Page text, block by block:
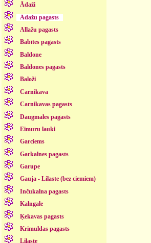
Ādaži
Ādažu pagasts
Allažu pagasts
Babītes pagasts
Baldone
Baldones pagasts
Baloži
Carnikava
Carnikavas pagasts
Daugmales pagasts
Eimuru lauki
Garciems
Garkalnes pagasts
Garupe
Gauja - Lilaste (bez ciemiem)
Inčukalna pagasts
Kalngale
Ķekavas pagasts
Krimuldas pagasts
Lilaste